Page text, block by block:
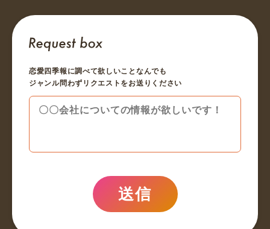
恋愛四季報に調べて欲しいことなんでも
ジャンル問わずリクエストをお送りください
送信